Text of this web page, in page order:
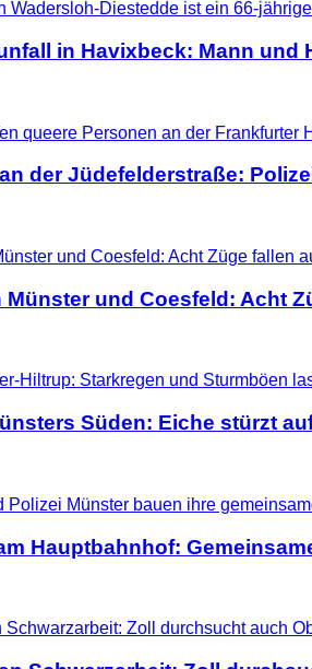
in Havixbeck: Mann und
der Jüdefelderstraße:
Münster und Coesfeld: Acht
Süden: Eiche stürzt
Hauptbahnhof: